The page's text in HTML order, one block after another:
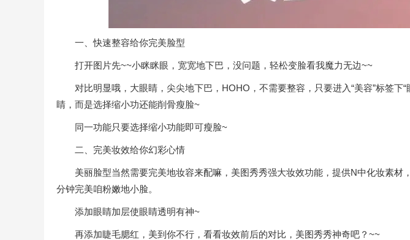
一、快速整容给你完美脸型
打开图片先~~小眯眯眼，宽宽地下巴，没问题，轻松变脸看我魔力无边~~
对比明显哦，大眼睛，尖尖地下巴，HOHO，不需要整容，只要进入“美容”标签下“
睛，而是选择缩小功还能削骨瘦脸~
同一功能只要选择缩小功能即可瘦脸~
二、完美妆效给你幻彩心情
美丽脸型当然需要完美地妆容来配嘛，美图秀秀强大妆效功能，提供N中化妆素材
分钟完美咱粉嫩地小脸。
添加眼睛加层使眼睛透明有神~
再添加睫毛腮红，美到你不行，看看妆效前后的对比，美图秀秀神奇吧？~~